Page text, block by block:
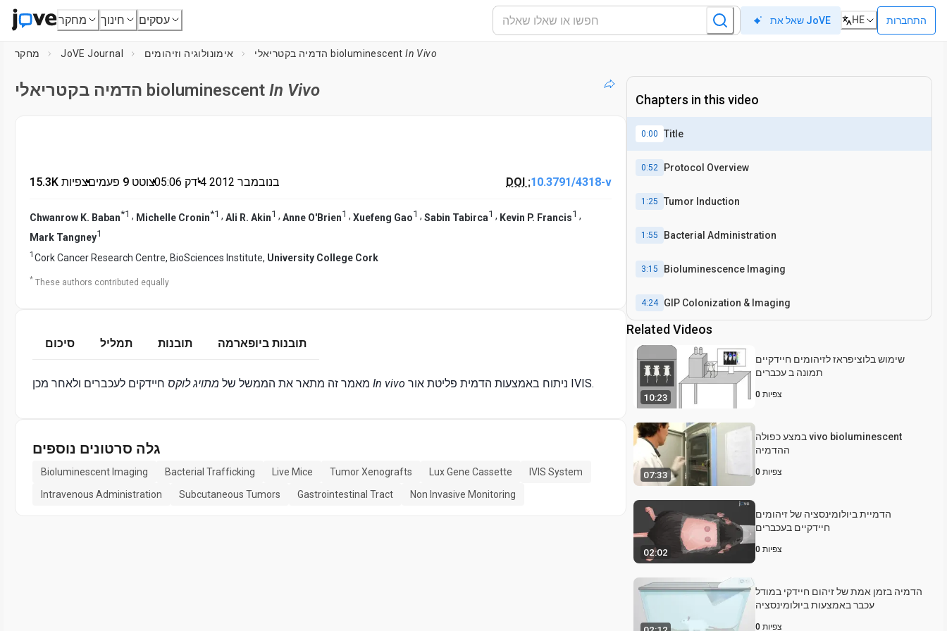
מחקר חינוך עסקים שאל את JoVE HE התחברות
מחקר JoVE Journal אימונולוגיה וזיהומים הדמיה בקטריאלי bioluminescent In Vivo
הדמיה בקטריאלי bioluminescent In Vivo
15.3K צפיות• צוטט 9 פעמים•05:06 דק'
• 4 בנובמבר 2012 DOI :10.3791/4318-v
Chwanrow K. Baban*1 , Michelle Cronin*1 , Ali R. Akin1 , Anne O'Brien1 , Xuefeng Gao1 , Sabin Tabirca1 , Kevin P. Francis1 ,
Mark Tangney1
1 Cork Cancer Research Centre, BioSciences Institute, University College Cork
* These authors contributed equally
סיכום תמליל תובנות תובנות ביופארמה
מאמר זה מתאר את הממשל של מתויג לוקס חיידקים לעכברים ולאחר מכן In vivo ניתוח באמצעות הדמית פליטת אור IVIS.
גלה סרטונים נוספים
Bioluminescent Imaging Bacterial Trafficking Live Mice Tumor Xenografts Lux Gene Cassette
IVIS System
Intravenous Administration
Subcutaneous Tumors Gastrointestinal Tract Non Invasive Monitoring
Chapters in this video
0:00 Title
0:52 Protocol Overview
1:25 Tumor Induction
1:55 Bacterial Administration
3:15 Bioluminescence Imaging
4:24 GIP Colonization & Imaging
Related Videos
10:23
שימוש בלוציפראז לזיהומים חיידקיים
תמונה ב עכברים
0 צפיות
07:33
במצע כפולה vivo bioluminescent
ההדמיה
0 צפיות
02:02
הדמיית ביולומינסציה של זיהומים
חיידקיים בעכברים
0 צפיות
הדמיה בזמן אמת של זיהום חיידקי במודל
עכבר באמצעות ביולומינסציה
0 צפיות